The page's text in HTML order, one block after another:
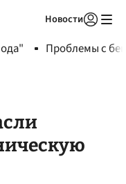
Новости
Проблемы с